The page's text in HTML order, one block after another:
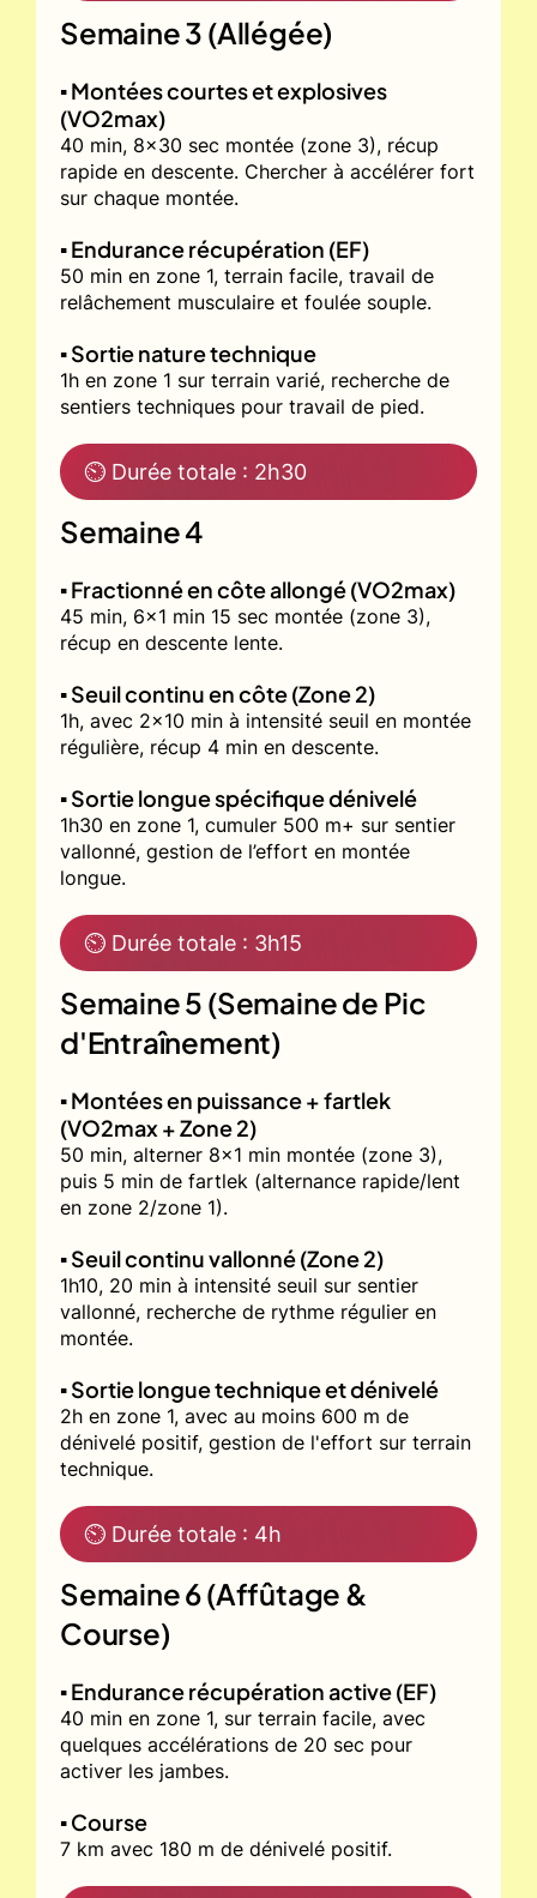
Semaine 3 (Allégée)
▪️ Montées courtes et explosives
(VO2max)
40 min, 8x30 sec montée (zone 3), récup
rapide en descente. Chercher à accélérer fort
sur chaque montée.
▪️ Endurance récupération (EF)
50 min en zone 1, terrain facile, travail de
relâchement musculaire et foulée souple.
▪️ Sortie nature technique
1h en zone 1 sur terrain varié, recherche de
sentiers techniques pour travail de pied.
⏲ Durée totale : 2h30
Semaine 4
▪️ Fractionné en côte allongé (VO2max)
45 min, 6x1 min 15 sec montée (zone 3),
récup en descente lente.
▪️ Seuil continu en côte (Zone 2)
1h, avec 2x10 min à intensité seuil en montée
régulière, récup 4 min en descente.
▪️ Sortie longue spécifique dénivelé
1h30 en zone 1, cumuler 500 m+ sur sentier
vallonné, gestion de l’effort en montée
longue.
⏲ Durée totale : 3h15
Semaine 5 (Semaine de Pic
d'Entraînement)
▪️ Montées en puissance + fartlek
(VO2max + Zone 2)
50 min, alterner 8x1 min montée (zone 3),
puis 5 min de fartlek (alternance rapide/lent
en zone 2/zone 1).
▪️ Seuil continu vallonné (Zone 2)
1h10, 20 min à intensité seuil sur sentier
vallonné, recherche de rythme régulier en
montée.
▪️ Sortie longue technique et dénivelé
2h en zone 1, avec au moins 600 m de
dénivelé positif, gestion de l'effort sur terrain
technique.
⏲ Durée totale : 4h
Semaine 6 (Affûtage &
Course)
▪️ Endurance récupération active (EF)
40 min en zone 1, sur terrain facile, avec
quelques accélérations de 20 sec pour
activer les jambes.
▪️ Course
7 km avec 180 m de dénivelé positif.